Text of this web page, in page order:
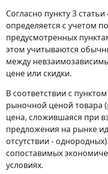
Согласно пункту 3 статьи
определяется с учетом
предусмотренных
этом учитываются
между
цене или скидки.
В соответствии с
рыночной ценой товара
цена, сложившаяся при
предложения на рынке
отсутствии -
сопоставимых
условиях.